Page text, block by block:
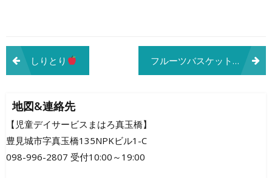
投
稿
ナ
ビ
ゲ
しりとり フルーツバスケット
地図&連絡先
【児童デイサービスまはろ真玉橋】
豊見城市字真玉橋135NPKビル1-C
098-996-2807 受付10:00～19:00